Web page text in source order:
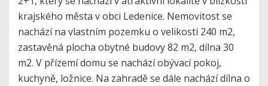
krajského města v obci Ledenice. Nemovitost se
nachází na vlastním pozemku o velikosti 240 m2,
zastavěná plocha obytné budovy 82 m2, dílna 30
m2. V přízemí domu se nachází obývací pokoj,
kuchyně, ložnice. Na zahradě se dále nachází dílna o